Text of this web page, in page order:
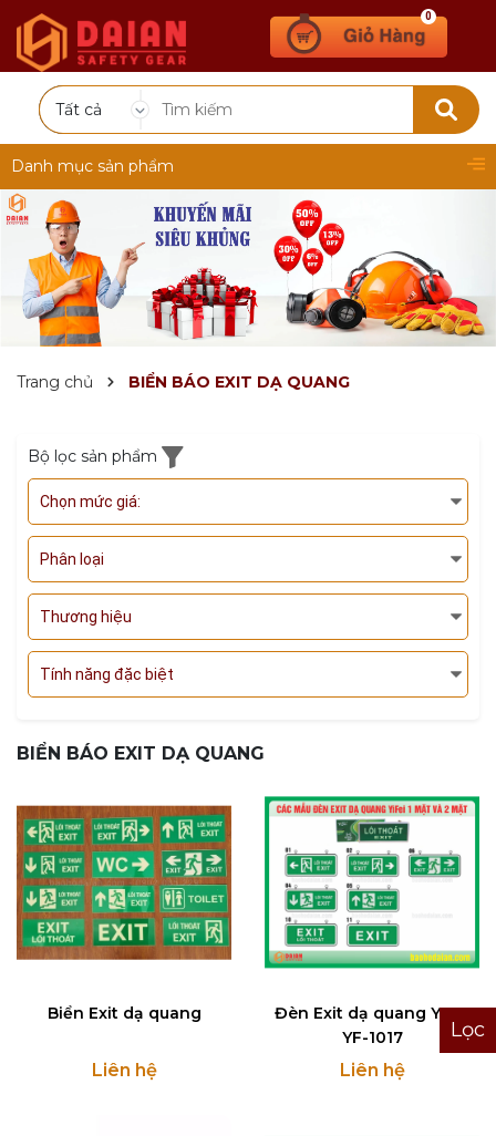
Tất cả
0
Danh mục sản phẩm
Trang chủ BIỂN BÁO EXIT DẠ QUANG
Bộ lọc sản phẩm
Chọn mức giá:
Phân loại
Thương hiệu
Tính năng đặc biệt
BIỂN BÁO EXIT DẠ QUANG
Biển Exit dạ quang
Liên hệ
Đèn Exit dạ quang YIFEI
YF-1017
Liên hệ
Lọc